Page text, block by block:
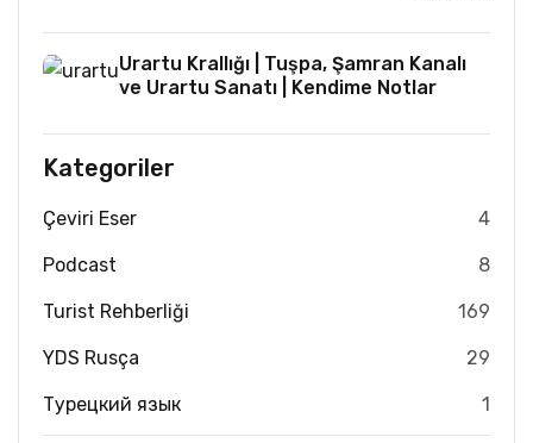
Urartu Krallığı | Tuşpa, Şamran Kanalı
ve Urartu Sanatı | Kendime Notlar
Kategoriler
Çeviri Eser 4
Podcast 8
Turist Rehberliği 169
YDS Rusça 29
Турецкий язык 1